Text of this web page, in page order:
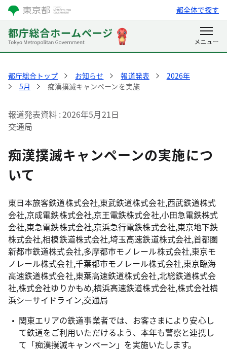
都全体で探す
都庁総合トップ お知らせ 報道発表
2026年
5月
痴漢撲滅キャンペーンを実施
報道発表資料 2026年5月21日
交通局
痴漢撲滅キャンペーンの実施につ
いて
東日本旅客鉄道株式会社,東武鉄道株式会社,西武鉄道株式
会社,京成電鉄株式会社,京王電鉄株式会社,小田急電鉄株式
会社,東急電鉄株式会社,京浜急行電鉄株式会社,東京地下鉄
株式会社,相模鉄道株式会社,埼玉高速鉄道株式会社,首都圏
新都市鉄道株式会社,多摩都市モノレール株式会社,東京モ
ノレール株式会社,千葉都市モノレール株式会社,東京臨海
高速鉄道株式会社,東葉高速鉄道株式会社,北総鉄道株式会
社,株式会社ゆりかもめ,横浜高速鉄道株式会社,株式会社横
浜シーサイドライン,交通局
関東エリアの鉄道事業者では、お客さまにより安心し
て鉄道をご利用いただけるよう、本年も警察と連携し
て「痴漢撲滅キャンペーン」を実施いたします。